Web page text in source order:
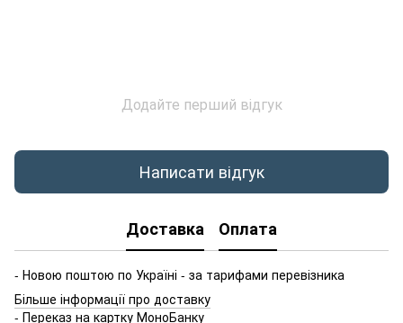
Додайте перший відгук
Написати відгук
Доставка Оплата
- Новою поштою по Україні - за тарифами перевізника
Більше інформації про доставку
- Переказ на картку МоноБанку